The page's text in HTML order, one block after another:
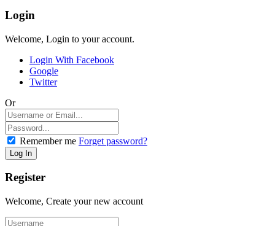
Login
Welcome, Login to your account.
Login With Facebook
Google
Twitter
Or
Remember me Forget password?
Register
Welcome, Create your new account